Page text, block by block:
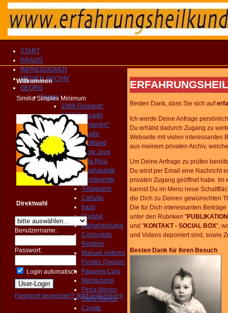
START
PRAXIS
IMPRESSIONEN
MEDIEN ARCHIV
GEORG
Ferien
1989 Finnland*
1992 Colorado
1994 Tasmanien*
1998 Canada
2000 Schottland
2013 Lac de Joux
2014 Costa Rica
Guanacaste
Monteverde
Tortuguero
Cahuita
Irazu
Quetzal
Interamericana
Corcovado
Reptiles
Manuel Antonio
Fiestas Quepos
Paquera Curu
Montezuma
Finca Monos
Cabo Blanco
Coyote
Willkommen
Similia Simplex Minimum
Direktwahl
Benutzername:
Passwort:
Login automatisch
Passwort vergessen? Jetzt registrieren!
Besten Dank, dass Sie sich auf
Ich werde Deine Anfrage
Du erhälst dadurch Zugang zu
Webseite mit vielen interessanten
aus meinem privaten Archiv,
Um Deine Anfrage zu prüfen
Du wirst per Email eine Nachricht
privaten Zugang geöffnet habe. Im
kannst Du im Menu neue
die Dich zu Deinen gewünschten
Die für Dich interessanten
unter den Rubriken "
und "KONTAKT - SOCIAL BOX",
und Videos deponiert sind, sowie
Besten Dank für Ihren Besuch